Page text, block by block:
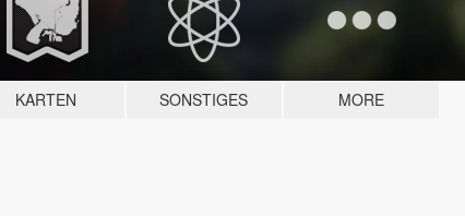
KARTEN SONSTIGES MORE